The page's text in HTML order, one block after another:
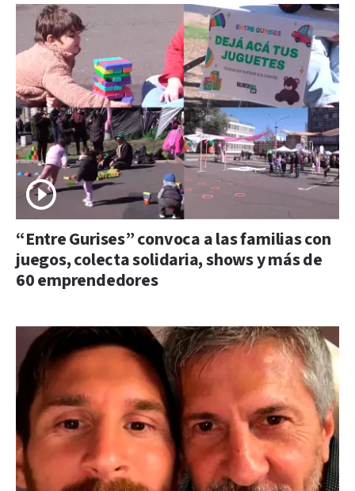
“Entre Gurises” convoca a las familias con
juegos, colecta solidaria, shows y más de
60 emprendedores